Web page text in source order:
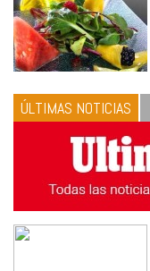
ÚLTIMAS NOTICIAS